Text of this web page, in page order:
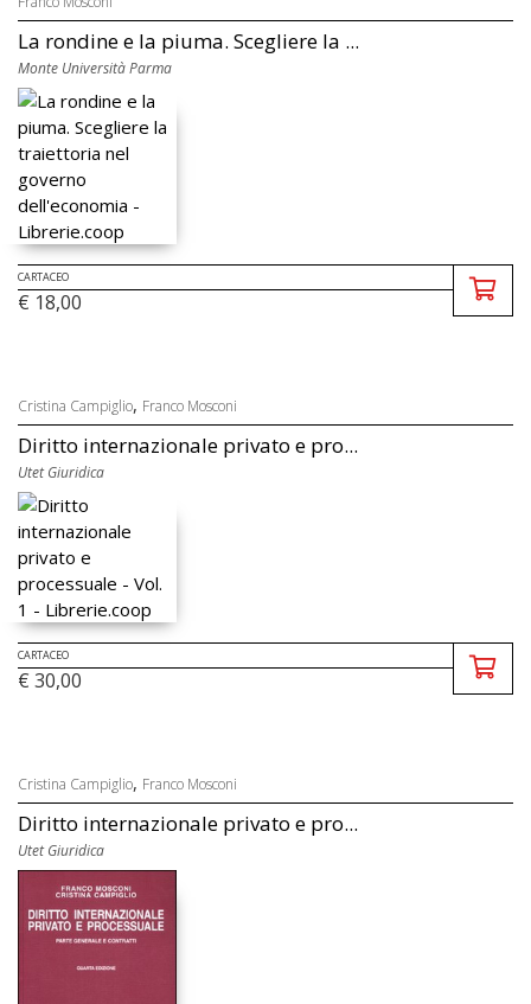
La rondine e la piuma. Scegliere la ...
Monte Università Parma
CARTACEO
€ 18,00
Cristina Campiglio, Franco Mosconi
Diritto internazionale privato e pro...
Utet Giuridica
CARTACEO
€ 30,00
Cristina Campiglio, Franco Mosconi
Diritto internazionale privato e pro...
Utet Giuridica